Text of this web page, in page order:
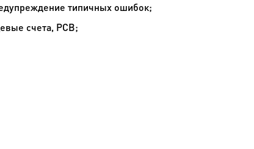
типичных ошибок;
счета, РСВ;